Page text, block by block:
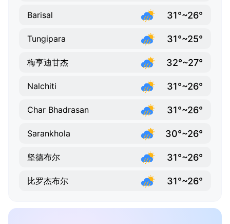
Barisal 31°~26°
Tungipara 31°~25°
梅亨迪甘杰 32°~27°
Nalchiti 31°~26°
Char Bhadrasan 31°~26°
Sarankhola 30°~26°
坚德布尔 31°~26°
比罗杰布尔 31°~26°